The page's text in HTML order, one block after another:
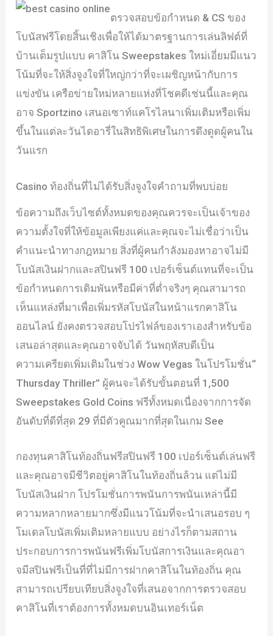
ตรวจสอบข้อกำหนด & CS ของ
โบนัสฟรีโดยสิ้นเชิงเพื่อให้ได้มาตรฐานการเล่นลิฟต์ที่
บ้านเต็มรูปแบบ คาสิโน Sweepstakes ใหม่เอี่ยมมีแนว
โน้มที่จะให้สิ่งจูงใจที่ใหญ่กว่าที่จะเผชิญหน้ากับการ
แข่งขัน เครือข่ายใหม่หลายแห่งที่โชคดีเช่นนี้และคุณ
อาจ Sportzino เสนอเซาท์แคโรไลนาเพิ่มเติมหรือเพิ่ม
ขึ้นในแต่ละวันไดอารี่ในสิทธิพิเศษในการดึงดูดผู้คนใน
วันแรก
Casino ท้องถิ่นที่ไม่ได้รับสิ่งจูงใจคำถามที่พบบ่อย
ข้อความถึงเว็บไซต์ทั้งหมดของคุณควรจะเป็นเจ้าของ
ความตั้งใจที่ให้ข้อมูลเพียงแค่และคุณจะไม่เชื่อว่าเป็น
คำแนะนำทางกฎหมาย สิ่งที่ผู้คนกำลังมองหาอาจไม่มี
โบนัสเงินฝากและสปินฟรี 100 เปอร์เซ็นต์แทนที่จะเป็น
ข้อกำหนดการเดิมพันหรือมีค่าที่ต่ำจริงๆ คุณสามารถ
เห็นแหล่งที่มาเพื่อเพิ่มรหัสโบนัสในหน้าแรกคาสิโน
ออนไลน์ ยังคงตรวจสอบโปรไฟล์ของเราเองสำหรับข้อ
เสนอล่าสุดและคุณอาจจับได้ วันพฤหัสบดีเป็น
ความเครียดเพิ่มเติมในช่วง Wow Vegas ในโปรโมชั่น“
Thursday Thriller” ผู้คนจะได้รับขั้นตอนที่ 1,500
Sweepstakes Gold Coins ฟรีทั้งหมดเนื่องจากการจัด
อันดับที่ดีที่สุด 29 ที่มีตัวคูณมากที่สุดในเกม See
กองทุนคาสิโนท้องถิ่นฟรีสปินฟรี 100 เปอร์เซ็นต์เล่นฟรี
และคุณอาจมีชีวิตอยู่คาสิโนในท้องถิ่นล้วน แต่ไม่มี
โบนัสเงินฝาก โปรโมชั่นการพนันการพนันเหล่านี้มี
ความหลากหลายมากซึ่งมีแนวโน้มที่จะนำเสนอรอบ ๆ
โมเดลโบนัสเพิ่มเติมหลายแบบ อย่างไรก็ตามสถาน
ประกอบการการพนันฟรีเพิ่มโบนัสการเงินและคุณอา
จมีสปินฟรีเป็นที่ที่ไม่มีการฝากคาสิโนในท้องถิ่น คุณ
สามารถเปรียบเทียบสิ่งจูงใจที่เสนอจากการตรวจสอบ
คาสิโนที่เราต้องการทั้งหมดบนอินเทอร์เน็ต